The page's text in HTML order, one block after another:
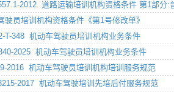
2012 道路运输培训机构资格条件 第1部分:
驶员培训机构资格条件《第1号修改单》
T-348 机动车驾驶员培训机构业务条件
2025 机动车驾驶员培训机构业务条件
2016 机动车驾驶员培训机构培训服务规范
2017 机动车驾驶培训先培后付服务规范